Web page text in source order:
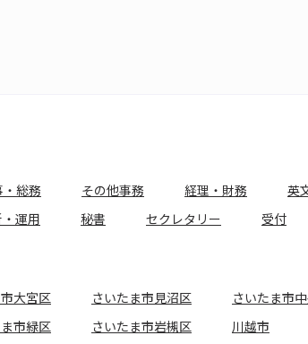
総務 その他事務 経理・財務 英
運用 秘書 セクレタリー 受付
大宮区 さいたま市見沼区 さいたま市
市緑区 さいたま市岩槻区 川越市